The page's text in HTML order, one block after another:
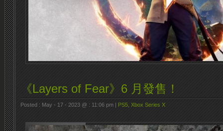
《Layers of Fear》6 月發售！
Posted : May - 17 - 2023 @ : 11:06 pm | PS5 Xbox Series X